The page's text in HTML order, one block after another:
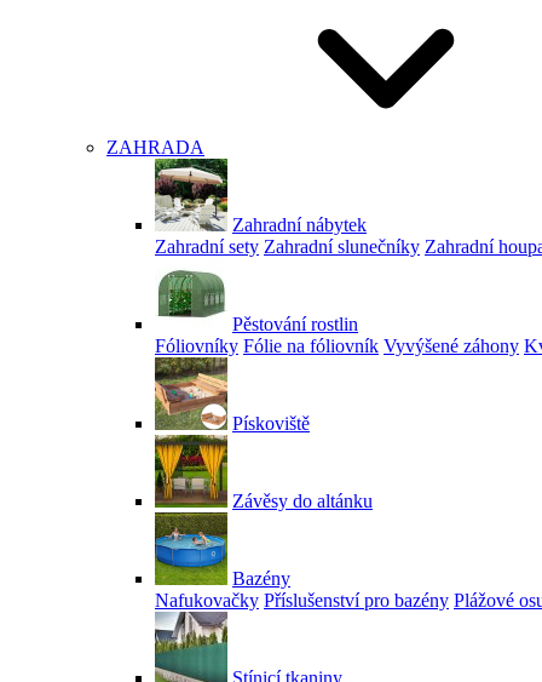
ZAHRADA
Zahradní nábytek
Zahradní sety Zahradní slunečníky Zahradní
Pěstování rostlin
Fóliovníky Fólie na fóliovník Vyvýšené záhony
Pískoviště
Závěsy do altánku
Bazény
Nafukovačky Příslušenství pro bazény Plážové
Stínicí tkaniny